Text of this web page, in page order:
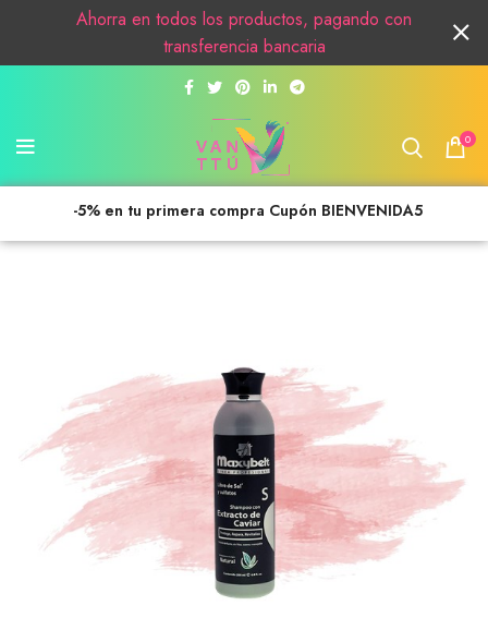
0
-5% en tu primera compra Cupón BIENVENIDA5
Ahorra en todos los productos, pagando con
transferencia bancaria